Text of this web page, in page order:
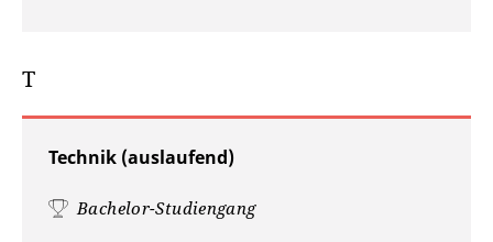
T
Technik (auslaufend)
Bachelor-Studiengang